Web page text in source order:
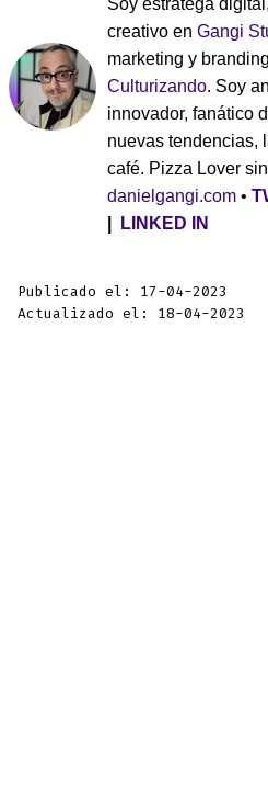
Soy estratega
creativo en Gangi
marketing y
Culturizando. Soy
innovador, fanático
nuevas tendencias,
café. Pizza Lover
danielgangi.com •
LINKED IN
Publicado el: 17-04-2023
Actualizado el: 18-04-2023